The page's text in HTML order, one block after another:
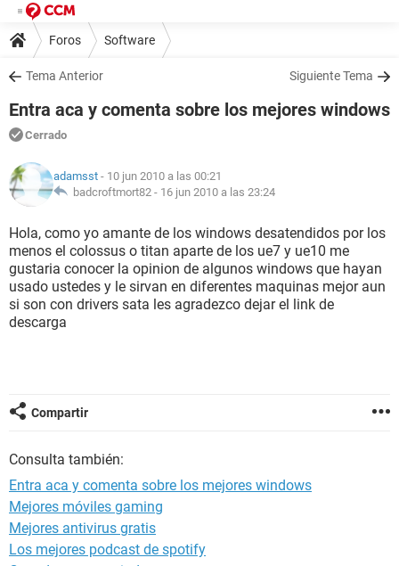
Foros Software
Tema Anterior Siguiente Tema
Entra aca y comenta sobre los mejores windows
Cerrado
adamsst - 10 jun 2010 a las 00:21
badcroftmort82 - 16 jun 2010 a las 23:24
Hola, como yo amante de los windows desatendidos por los
menos el colossus o titan aparte de los ue7 y ue10 me
gustaria conocer la opinion de algunos windows que hayan
usado ustedes y le sirvan en diferentes maquinas mejor aun
si son con drivers sata les agradezco dejar el link de
descarga
Compartir
Consulta también:
Entra aca y comenta sobre los mejores windows
Mejores móviles gaming
Mejores antivirus gratis
Los mejores podcast de spotify